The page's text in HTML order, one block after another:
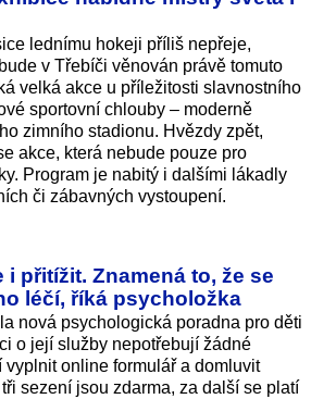
lednímu hokeji příliš nepřeje,
v Třebíči věnován právě tomuto
velká akce u příležitosti slavnostního
sportovní chlouby – moderně
zimního stadionu. Hvězdy zpět,
akce, která nebude pouze pro
Program je nabitý i dalšími lákadly
či zábavných vystoupení.
i přitížit. Znamená to, že se
léčí, říká psycholožka
nová psychologická poradna pro děti
o její služby nepotřebují žádné
vyplnit online formulář a domluvit
sezení jsou zdarma, za další se platí